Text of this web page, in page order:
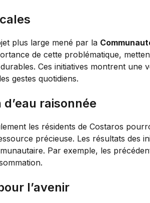
plus large mené par la
de cette problématique,
Ces initiatives montrent une
gestes quotidiens.
raisonnée
les résidents de Costaros
précieuse. Les résultats des
Par exemple, les
l’avenir